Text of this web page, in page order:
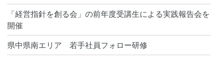
「経営指針を創る会」の前年度受講生による実践報告会を
開催
県中県南エリア 若手社員フォロー研修